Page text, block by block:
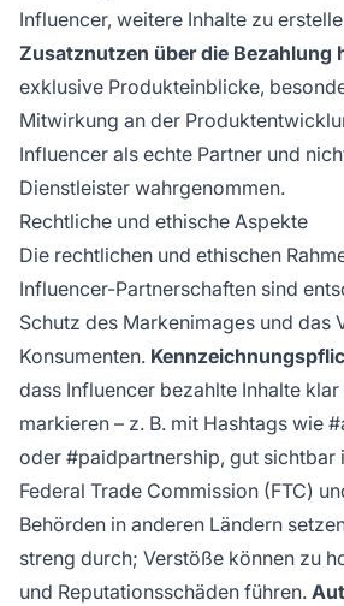
Influencer, weitere Inhalte zu
Zusatznutzen über die Bezahlung
exklusive Produkteinblicke,
Mitwirkung an der
Influencer als echte Partner und
Dienstleister wahrgenommen.
Rechtliche und ethische Aspekte
Die rechtlichen und ethischen
Influencer-Partnerschaften sind
Schutz des Markenimages und das
Konsumenten.
dass Influencer bezahlte Inhalte
markieren – z. B. mit Hashtags wie
oder #paidpartnership, gut sichtbar
Federal Trade Commission (FTC)
Behörden in anderen Ländern
streng durch; Verstöße können zu
und Reputationsschäden führen.